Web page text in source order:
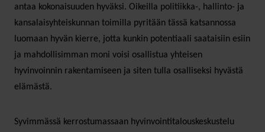
antaa kokonaisuuden hyväksi. Oikeilla politiikka-, hallinto- ja
kansalaisyhteiskunnan toimilla pyritään tässä katsannossa
luomaan hyvän kierre, jotta kunkin potentiaali saataisiin esiin
ja mahdollisimman moni voisi osallistua yhteisen
hyvinvoinnin rakentamiseen ja siten tulla osalliseksi hyvästä
elämästä.
Syvimmässä kerrostumassaan hyvinvointitalouskeskustelu